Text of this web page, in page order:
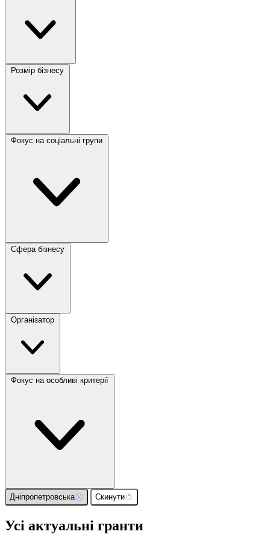
Розмір бізнесу
Фокус на соціальні групи
Сфера бізнесу
Організатор
Фокус на особливі критерії
Дніпропетровська Скинути
Усі актуальні гранти